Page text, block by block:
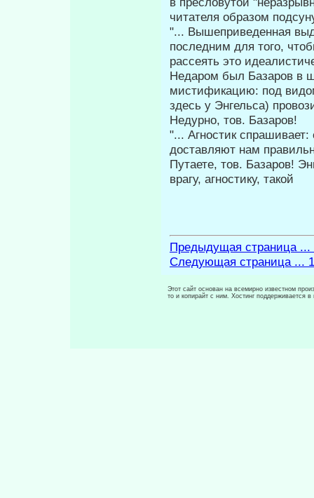
читателя образом
"... Вышеприведенная
последним для того,
рассеять это
Недаром был Базаров в
мистификацию: под
здесь у Энгельса)
Недурно, тов. Базаров!
"... Агностик
достав­ляют нам
Путаете, тов. Базаров!
врагу, агностику, такой
Предыдущая страница ...
Следующая страница ...
Этот сайт основан на всемирно известном
то и копирайт с ним. Хостинг поддерживается